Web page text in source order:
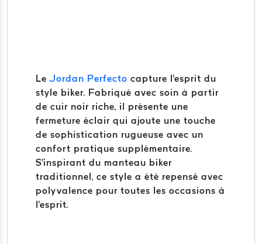
LeJordan Perfecto capture l'esprit du
style biker. Fabriqué avec soin à partir
de cuir noir riche, il présente une
fermeture éclair qui ajoute une touche
de sophistication rugueuse avec un
confort pratique supplémentaire.
S'inspirant du manteau biker
traditionnel, ce style a été repensé avec
polyvalence pour toutes les occasions à
l'esprit.